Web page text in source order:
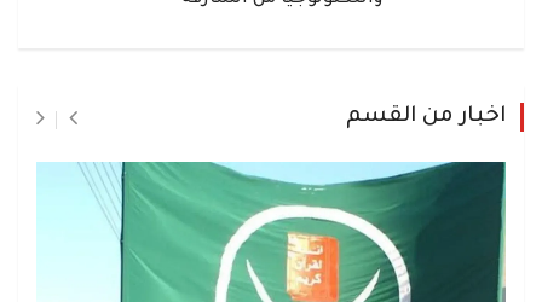
اخبار من القسم